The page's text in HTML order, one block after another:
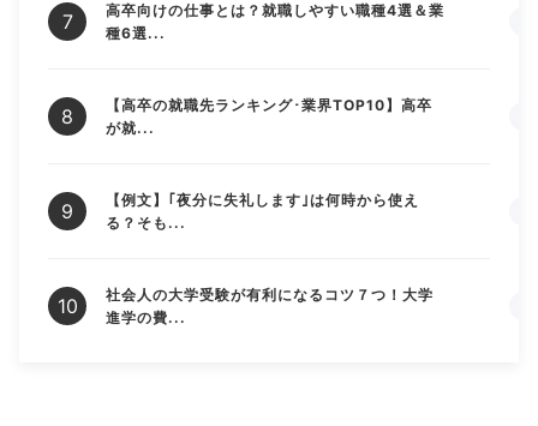
高卒向けの仕事とは？就職しやすい職種4選＆業
種6選...
【高卒の就職先ランキング･業界TOP10】高卒
が就...
【例文】｢夜分に失礼します｣は何時から使え
る？そも...
社会人の大学受験が有利になるコツ７つ！大学
進学の費...